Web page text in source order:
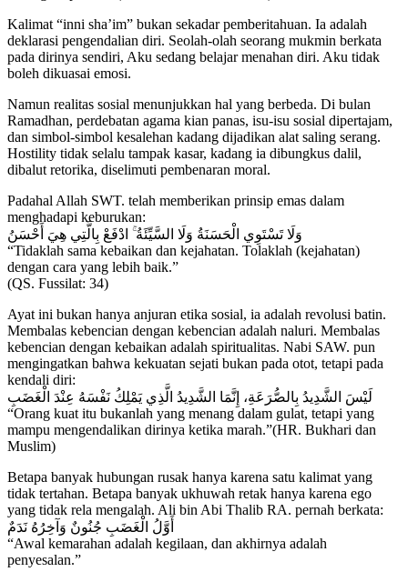
Kalimat “inni sha’im” bukan sekadar pemberitahuan. Ia adalah
deklarasi pengendalian diri. Seolah-olah seorang mukmin berkata
pada dirinya sendiri, Aku sedang belajar menahan diri. Aku tidak
boleh dikuasai emosi.
Namun realitas sosial menunjukkan hal yang berbeda. Di bulan
Ramadhan, perdebatan agama kian panas, isu-isu sosial dipertajam,
dan simbol-simbol kesalehan kadang dijadikan alat saling serang.
Hostility tidak selalu tampak kasar, kadang ia dibungkus dalil,
dibalut retorika, diselimuti pembenaran moral.
Padahal Allah SWT. telah memberikan prinsip emas dalam
menghadapi keburukan:
وَلَا تَسْتَوِي الْحَسَنَةُ وَلَا السَّيِّئَةُ ۚ ادْفَعْ بِالَّتِي هِيَ أَحْسَنُ
“Tidaklah sama kebaikan dan kejahatan. Tolaklah (kejahatan)
dengan cara yang lebih baik.”
(QS. Fussilat: 34)
Ayat ini bukan hanya anjuran etika sosial, ia adalah revolusi batin.
Membalas kebencian dengan kebencian adalah naluri. Membalas
kebencian dengan kebaikan adalah spiritualitas. Nabi SAW. pun
mengingatkan bahwa kekuatan sejati bukan pada otot, tetapi pada
kendali diri:
لَيْسَ الشَّدِيدُ بِالصُّرَعَةِ، إِنَّمَا الشَّدِيدُ الَّذِي يَمْلِكُ نَفْسَهُ عِنْدَ الْغَضَبِ
“Orang kuat itu bukanlah yang menang dalam gulat, tetapi yang
mampu mengendalikan dirinya ketika marah.”(HR. Bukhari dan
Muslim)
Betapa banyak hubungan rusak hanya karena satu kalimat yang
tidak tertahan. Betapa banyak ukhuwah retak hanya karena ego
yang tidak rela mengalah. Ali bin Abi Thalib RA. pernah berkata:
أَوَّلُ الْغَضَبِ جُنُونٌ وَآخِرُهُ نَدَمٌ
“Awal kemarahan adalah kegilaan, dan akhirnya adalah
penyesalan.”